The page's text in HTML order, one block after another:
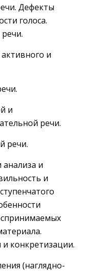
Дефекты
голоса.
и
и
речи.
речи.
и
и
конкретизации.
(наглядно-